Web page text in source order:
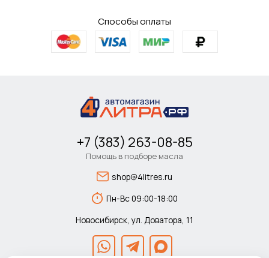
Способы оплаты
+7 (383) 263-08-85
Помощь в подборе масла
shop@4litres.ru
Пн-Вс 09:00-18:00
Новосибирск, ул. Доватора, 11